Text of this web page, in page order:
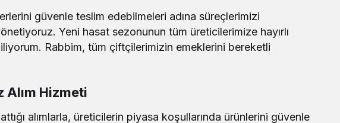
güvenle teslim edebilmeleri adına süreçlerimizi
Yeni hasat sezonunun tüm üreticilerimize hayırlı
Rabbim, tüm çiftçilerimizin emeklerini bereketli
Alım Hizmeti
alımlarla, üreticilerin piyasa koşullarında ürünlerini güvenle